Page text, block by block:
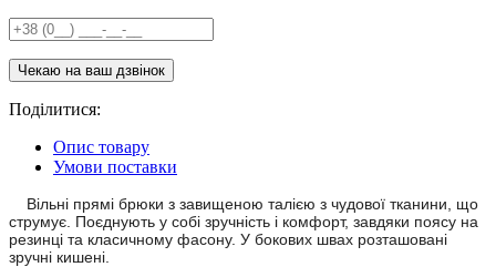
Поділитися:
Опис товару
Умови поставки
Вільні прямі брюки з завищеною талією з чудової тканини, що
струмує. Поєднують у собі зручність і комфорт, завдяки поясу на
резинці та класичному фасону. У бокових швах розташовані
зручні кишені.